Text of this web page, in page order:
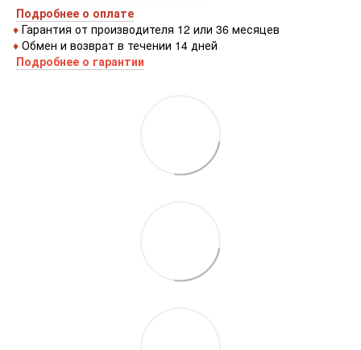
Подробнее о оплате
♦ Гарантия от производителя 12 или 36 месяцев
♦ Обмен и возврат в течении 14 дней
Подробнее о гарантии